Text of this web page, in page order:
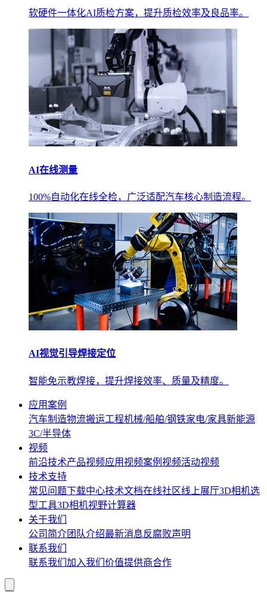
软硬件一体化AI质检方案，提升质检效率及良品率。
AI在线测量
100%自动化在线全检，广泛适配汽车核心制造流程。
AI视觉引导焊接定位
智能免示教焊接，提升焊接效率、质量及精度。
应用案例
汽车制造物流搬运工程机械/船舶/钢铁家电/家具新能源
3C/半导体
视频
前沿技术产品视频应用视频案例视频活动视频
技术支持
常见问题下载中心技术文档在线社区线上展厅3D相机选
型工具3D相机视野计算器
关于我们
公司简介团队介绍最新消息反腐败声明
联系我们
联系我们 加入我们 价值提供商合作